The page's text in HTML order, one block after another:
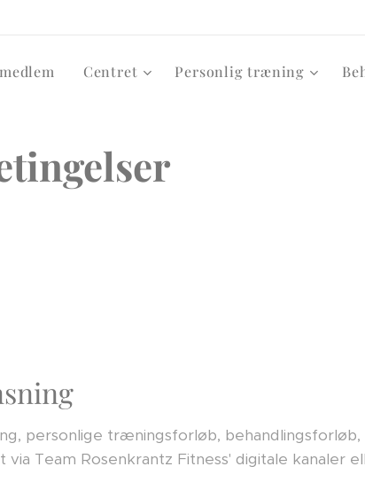
Centret Personlig træning
personlige træningsforløb, behandlingsforløb,
Team Rosenkrantz Fitness' digitale kanaler